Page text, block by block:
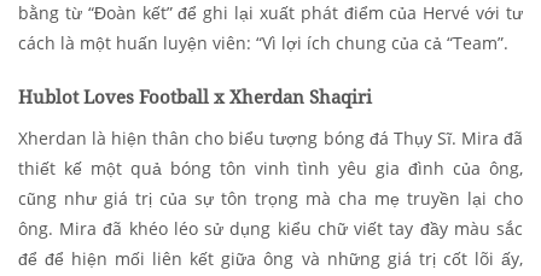
bằng từ “Đoàn kết” để ghi lại xuất phát điểm của Hervé với tư
cách là một huấn luyện viên: “Vì lợi ích chung của cả “Team”.
Hublot Loves Football x Xherdan Shaqiri
Xherdan là hiện thân cho biểu tượng bóng đá Thụy Sĩ. Mira đã
thiết kế một quả bóng tôn vinh tình yêu gia đình của ông,
cũng như giá trị của sự tôn trọng mà cha mẹ truyền lại cho
ông. Mira đã khéo léo sử dụng kiểu chữ viết tay đầy màu sắc
để để hiện mối liên kết giữa ông và những giá trị cốt lõi ấy,